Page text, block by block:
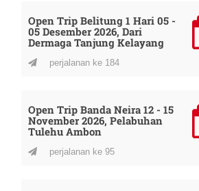
Open Trip Belitung 1 Hari 05 -
05 Desember 2026, Dari
Dermaga Tanjung Kelayang
perjalanan ke 184
Open Trip Banda Neira 12 - 15
November 2026, Pelabuhan
Tulehu Ambon
perjalanan ke 95